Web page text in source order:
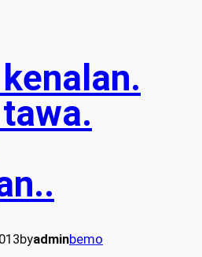
byadminbemo